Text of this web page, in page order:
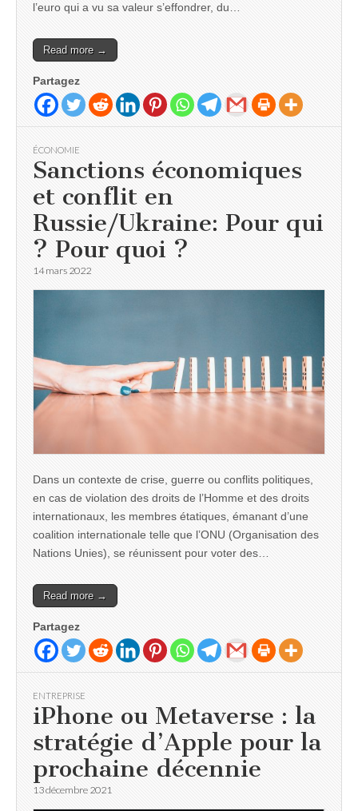
l’euro qui a vu sa valeur s’effondrer, du…
Read more →
Partagez
ÉCONOMIE
Sanctions économiques
et conflit en
Russie/Ukraine: Pour qui
? Pour quoi ?
14 mars 2022
Dans un contexte de crise, guerre ou conflits politiques,
en cas de violation des droits de l’Homme et des droits
internationaux, les membres étatiques, émanant d’une
coalition internationale telle que l’ONU (Organisation des
Nations Unies), se réunissent pour voter des…
Read more →
Partagez
ENTREPRISE
iPhone ou Metaverse : la
stratégie d’Apple pour la
prochaine décennie
13 décembre 2021